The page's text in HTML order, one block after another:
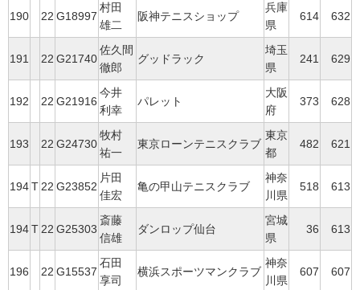
190 22 G18997
村田
雄二
阪神テニスショップ
兵庫
県
614 632
191 22 G21740
佐久間
徹郎
グッドラック
埼玉
県
241 629
192 22 G21916
今井
利幸
パレット
大阪
府
373 628
193 22 G24730
牧村
祐一
東京ローンテニスクラブ
東京
都
482 621
194T 22 G23852
片田
佳宏
亀の甲山テニスクラブ
神奈
川県
518 613
194T 22 G25303
斎藤
信雄
ダンロップ仙台
宮城
県
36 613
196 22 G15537
石田
享司
横浜スポーツマンクラブ
神奈
川県
607 607